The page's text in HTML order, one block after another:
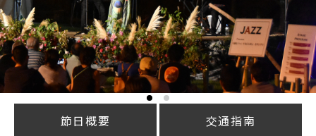
節日概要 交通指南